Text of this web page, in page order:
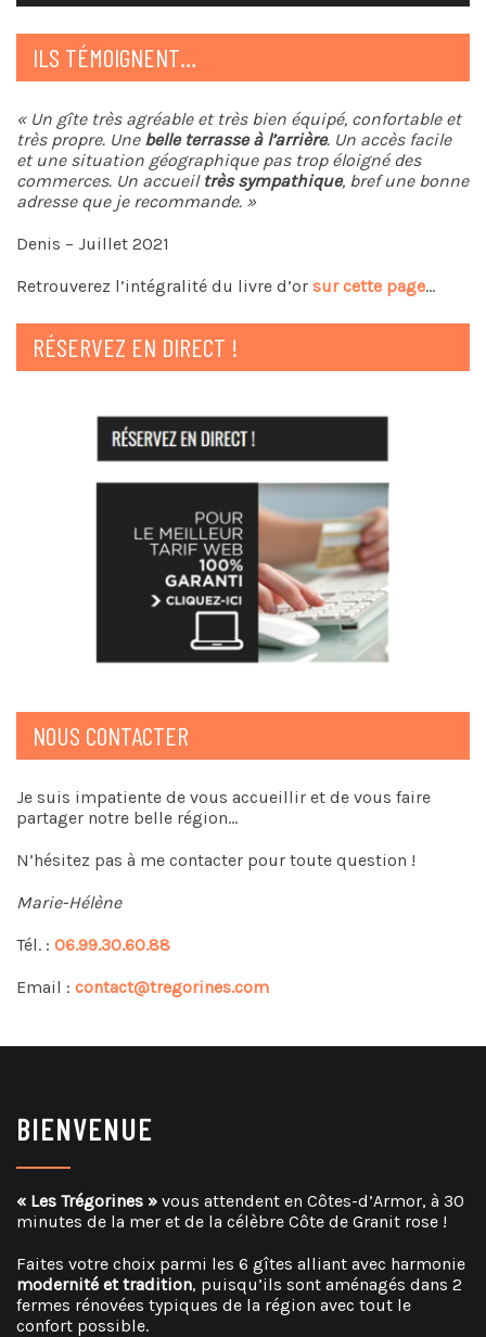
ILS TÉMOIGNENT…
« Un gîte très agréable et très bien équipé, confortable et
très propre. Une belle terrasse à l’arrière. Un accès facile
et une situation géographique pas trop éloigné des
commerces. Un accueil très sympathique, bref une bonne
adresse que je recommande. »
Denis – Juillet 2021
Retrouverez l’intégralité du livre d’or sur cette page…
RÉSERVEZ EN DIRECT !
NOUS CONTACTER
Je suis impatiente de vous accueillir et de vous faire
partager notre belle région…
N’hésitez pas à me contacter pour toute question !
Marie-Hélène
Tél. : 06.99.30.60.88
Email : contact@tregorines.com
BIENVENUE
« Les Trégorines » vous attendent en Côtes-d’Armor, à 30
minutes de la mer et de la célèbre Côte de Granit rose !
Faites votre choix parmi les 6 gîtes alliant avec harmonie
modernité et tradition, puisqu’ils sont aménagés dans 2
fermes rénovées typiques de la région avec tout le
confort possible.